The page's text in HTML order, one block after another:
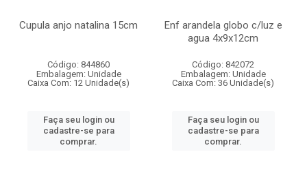
Cupula anjo natalina 15cm
Código: 844860
Embalagem: Unidade
Caixa Com: 12 Unidade(s)
Faça seu login ou
cadastre-se para
comprar.
Enf arandela globo c/luz e
agua 4x9x12cm
Código: 842072
Embalagem: Unidade
Caixa Com: 36 Unidade(s)
Faça seu login ou
cadastre-se para
comprar.